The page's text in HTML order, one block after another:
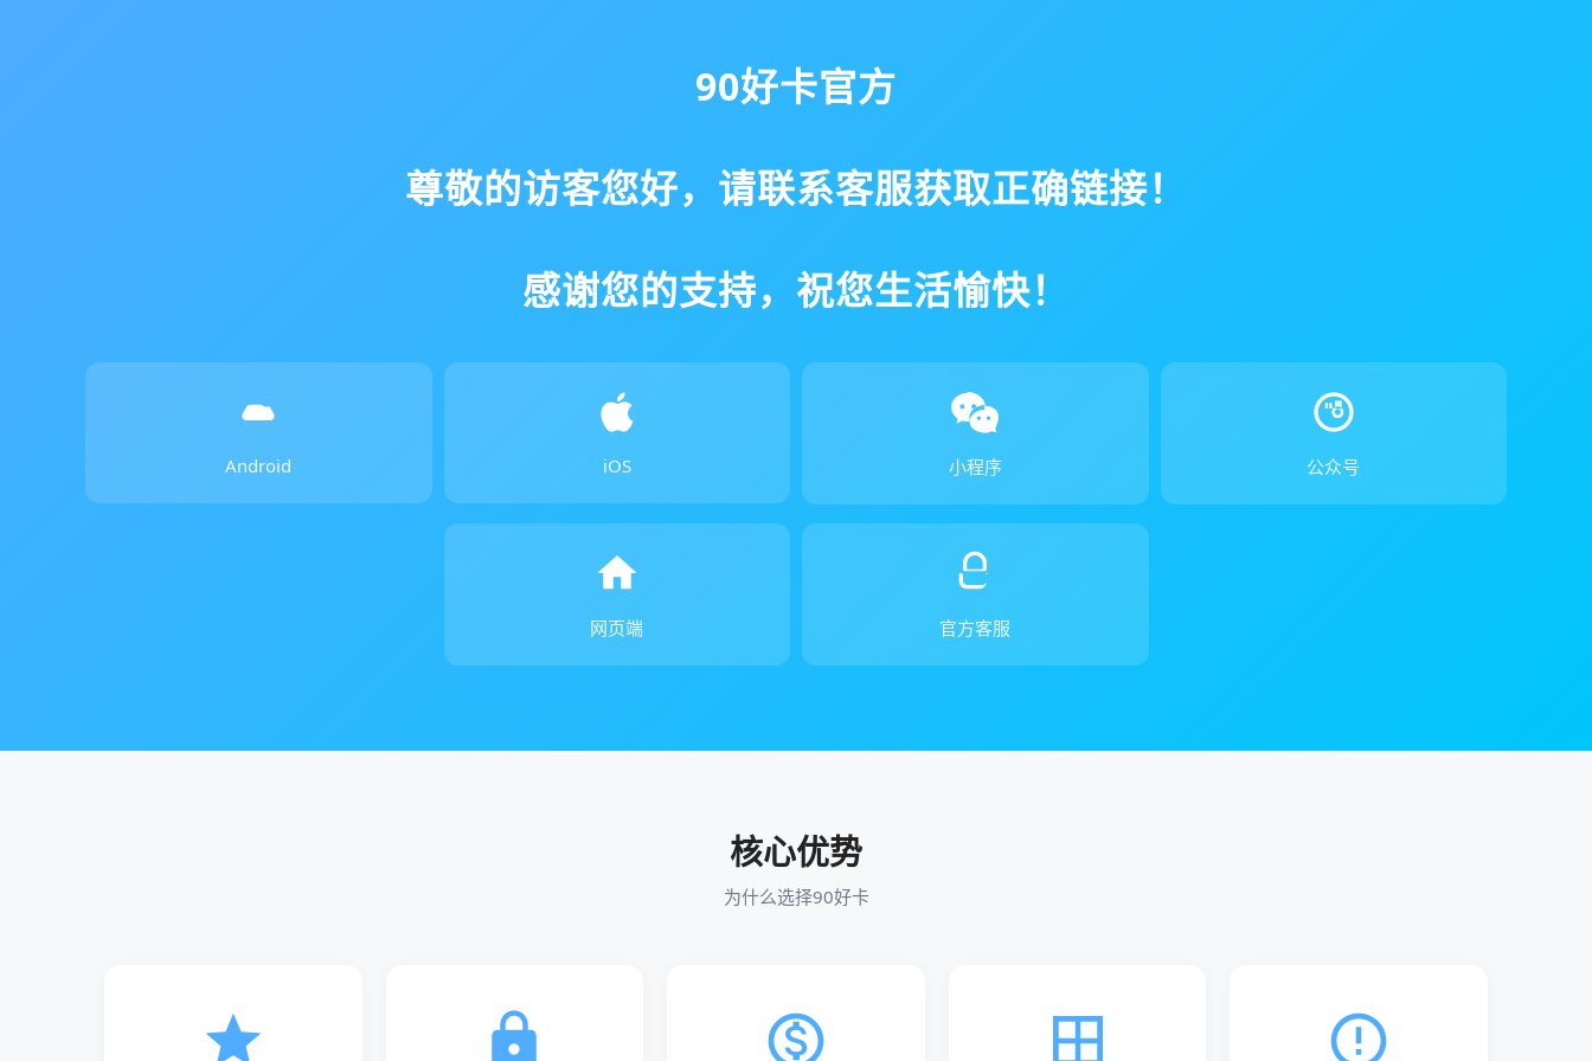
90好卡官方
尊敬的访客您好，请联系客服获取正确链接！
感谢您的支持，祝您生活愉快！
Android iOS 小程序 公众号
网页端 官方客服
核心优势
为什么选择90好卡